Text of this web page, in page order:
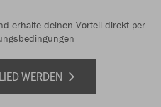
erhalte deinen Vorteil direkt per
WERDEN